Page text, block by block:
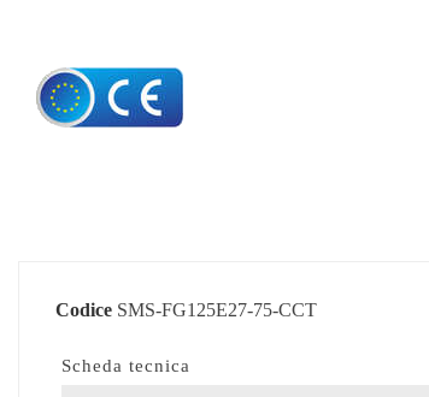
Codice SMS-FG125E27-75-CCT
Scheda tecnica